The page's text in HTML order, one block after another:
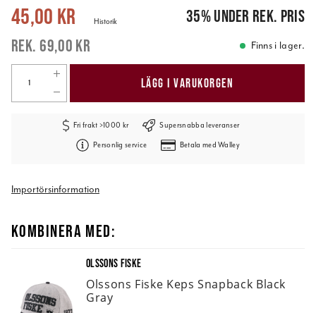
Nuvarande pris: 69,00 kr
45,00 kr
69,00 kr
Historik 35%under rek. pris
Finns i lager.
LÄGG I VARUKORGEN
Fri frakt >1000 kr Supersnabba leveranser
Personlig service Betala med Walley
Importörsinformation
KOMBINERA MED:
OLSSONS FISKE
Olssons Fiske Keps Snapback Black
Gray